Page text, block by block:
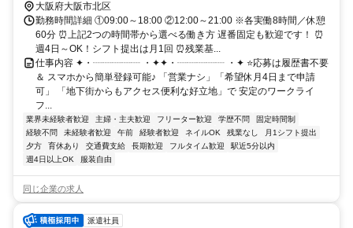
大阪府大阪市北区
勤務時間詳細 ①09:00～18:00 ②12:00～21:00 ※各実働8時間／休憩
60分 ⏰上記2つの時間帯から選べる働き方 遅番固定も歓迎です！ ⏰
週4日～OK！シフト提出は月1回 ⏰残業基...
仕事内容 ✦・┈┈┈┈┈ ・✦✦・┈┈┈┈┈ ・✦ ⭐応募は履歴書不要
＆ スマホから簡単登録可能♪ 「営業ナシ」「希望休月4日まで申請
可」 「地下街からもアクセス便利な好立地」で 安定のワークライ
フ...
業界未経験者歓迎 主婦・主夫歓迎 フリーター歓迎 学歴不問
固定時間制
経験不問
未経験者歓迎 午前 経験者歓迎 ネイルOK 残業なし
月1シフト提出
夕方
育休あり 交通費支給 長期歓迎 フルタイム歓迎
駅近5分以内
週4日以上OK
服装自由
同じ企業の求人
派遣社員